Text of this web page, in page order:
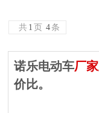
共 1 页 4 条
诺乐电动车厂
价比。
20分钟内
30分钟内
30分钟内